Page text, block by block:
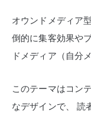
オウンドメディア
倒的に集客効果や
ドメディア（自分
このテーマはコン
なデザインで、
読